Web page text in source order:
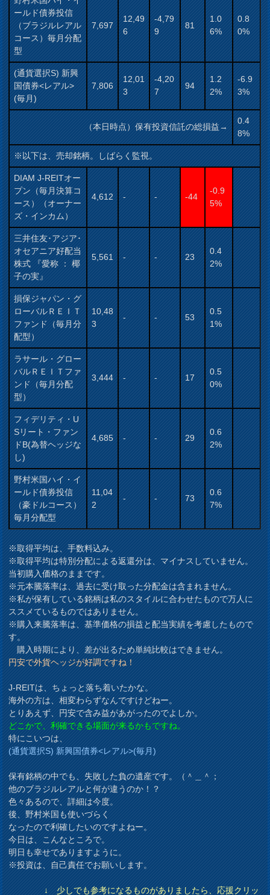
ールド債券投信
（ブラジルレアル
コース）毎月分配
型
7,697
12,49
6
-4,79
9
81
1.0
6%
0.8
0%
(通貨選択S) 新興
国債券<レアル>
(毎月)
7,806
12,01
3
-4,20
7
94
1.2
2%
-6.9
3%
（本日時点）保有投資信託の総損益→
0.4
8%
※以下は、売却銘柄。しばらく監視。
DIAM J-REITオー
プン（毎月決算コ
ース）（オーナー
ズ・インカム）
4,612 - - -44
-0.9
5%
三井住友･アジア･
オセアニア好配当
株式 『愛称 ： 椰
子の実』
5,561 - - 23
0.4
2%
損保ジャパン・グ
ローバルＲＥＩＴ
ファンド（毎月分
配型）
10,48
3
- - 53
0.5
1%
ラサール・グロー
バルＲＥＩＴファ
ンド（毎月分配
型）
3,444 - - 17
0.5
0%
フィデリティ・U
Sリート・ファン
ドB(為替ヘッジな
し)
4,685 - - 29
0.6
2%
野村米国ハイ・イ
ールド債券投信
（豪ドルコース）
毎月分配型
11,04
2
- - 73
0.6
7%
※取得平均は、手数料込み。
※取得平均は特別分配による返還分は、マイナスしていません。
当初購入価格のままです。
※元本騰落率は、過去に受け取った分配金は含まれません。
※私が保有している銘柄は私のスタイルに合わせたもので万人に
ススメているものではありません。
※購入来騰落率は、基準価格の損益と配当実績を考慮したもので
す。
購入時期により、差が出るため単純比較はできません。
円安で外貨ヘッジが好調ですね！
J-REITは、ちょっと落ち着いたかな。
海外の方は、相変わらずなんですけどねー。
とりあえず、円安で含み益があがったのでよしか。
どこかで、利確できる場面が来るかもですね。
特にこいつは、
(通貨選択S) 新興国債券<レアル>(毎月)
保有銘柄の中でも、失敗した負の遺産です。（＾＿＾；
他のブラジルレアルと何が違うのか！？
色々あるので、詳細は今度。
後、野村米国も使いづらく
なったので利確したいのですよねー。
今日は、こんなところで。
明日も幸せでありますように。
※投資は、自己責任でお願いします。
↓ 少しでも参考になるものがありましたら、応援クリッ